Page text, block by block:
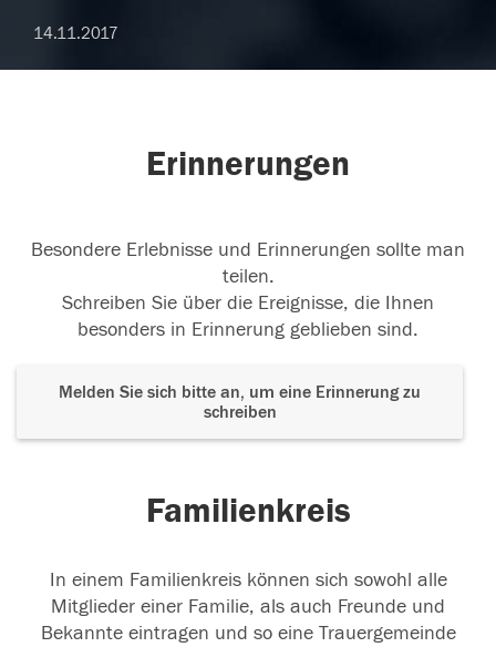
14.11.2017
Erinnerungen
Besondere Erlebnisse und Erinnerungen sollte man
teilen.
Schreiben Sie über die Ereignisse, die Ihnen
besonders in Erinnerung geblieben sind.
Melden Sie sich bitte an, um eine Erinnerung zu
schreiben
Familienkreis
In einem Familienkreis können sich sowohl alle
Mitglieder einer Familie, als auch Freunde und
Bekannte eintragen und so eine Trauergemeinde